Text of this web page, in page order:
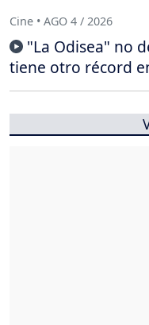
Cine • AGO 4 / 2026
"La Odisea" no
tiene otro récord